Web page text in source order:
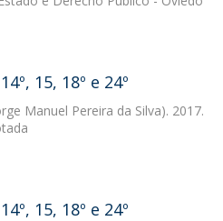
15, 18º e 24º
Manuel Pereira da Silva). 2017.
15, 18º e 24º